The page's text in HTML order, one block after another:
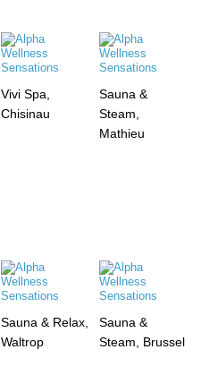
Vivi Spa,
Chisinau
Sauna &
Steam,
Mathieu
Sauna & Relax,
Waltrop
Sauna &
Steam, Brussel